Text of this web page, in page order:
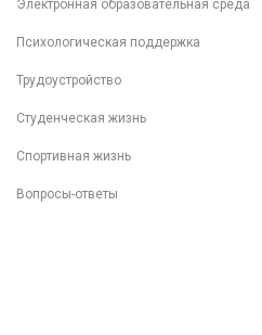
Электронная образовательная среда
Психологическая поддержка
Трудоустройство
Студенческая жизнь
Спортивная жизнь
Вопросы-ответы